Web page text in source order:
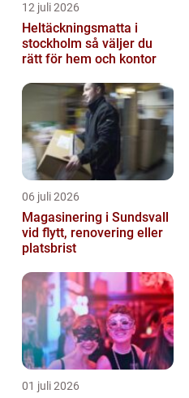
12 juli 2026
Heltäckningsmatta i
stockholm så väljer du
rätt för hem och kontor
06 juli 2026
Magasinering i Sundsvall
vid flytt, renovering eller
platsbrist
01 juli 2026